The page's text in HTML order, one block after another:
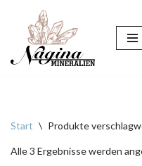
Zum
Inhalt
Start \ Produkte
Alle 3 Ergebnisse werden